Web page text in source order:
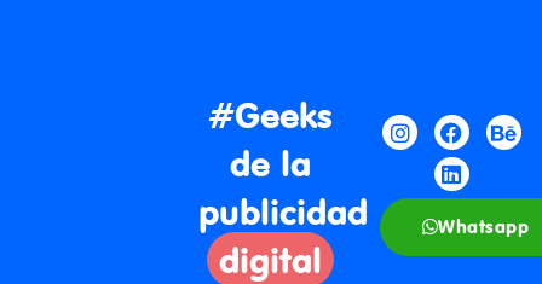
#Geeks
de la
publicidad
digital
Whatsapp